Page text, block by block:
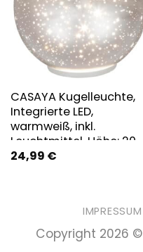
CASAYA Kugelleuchte,
Integrierte LED,
warmweiß, inkl.
Leuchtmittel, Höhe: 20
cm – silberfarben
24,99 €
IMPRESSUM
Copyright 2026 ©